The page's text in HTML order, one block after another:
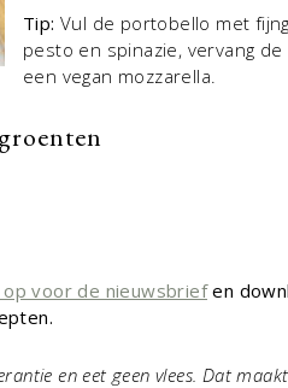
Tip: Vul de portobello met
pesto en spinazie, vervang
een vegan mozzarella.
op voor de nieuwsbriefen
en eet geen vlees. Dat